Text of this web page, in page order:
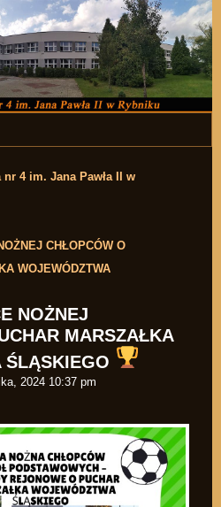
Przejdź do zawartości
nr 4 im. Jana Pawła II w
CHŁOPCÓW O
WOJEWÓDZTWA
NOŻNEJ
MARSZAŁKA
ŚLĄSKIEGO
2024 10:37 pm